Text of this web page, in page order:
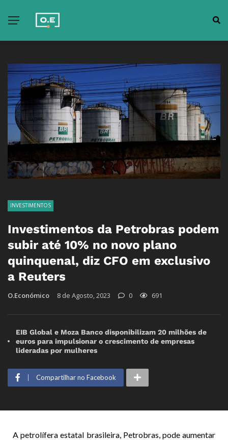
INVESTIMENTOS
Investimentos da Petrobras podem
subir até 10% no novo plano
quinquenal, diz CFO em exclusivo
a Reuters
O.Económico 8 de Agosto, 2023 0 691
EIB Global e Moza Banco disponibilizam 20 milhões de
euros para impulsionar o crescimento de empresas
lideradas por mulheres
Compartilhar no Facebook
A petrolífera estatal brasileira, Petrobras, pode aumentar